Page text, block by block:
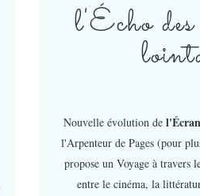
l'Écho
Nouvelle évolution de
l'Arpenteur de Pages (pour
propose un Voyage à travers
entre le cinéma, la